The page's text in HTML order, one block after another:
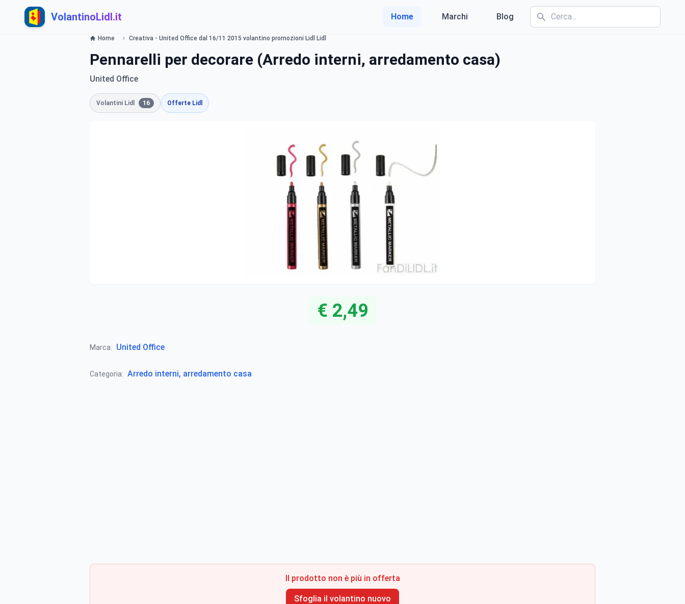
VolantinoLidl.it Home Marchi Blog
Home Creativa - United Office dal 16/11 2015 volantino promozioni Lidl Lidl
Pennarelli per decorare (Arredo interni, arredamento casa)
United Office
Volantini Lidl 16 Offerte Lidl
€ 2,49
Marca: United Office
Categoria: Arredo interni, arredamento casa
Il prodotto non è più in offerta
Sfoglia il volantino nuovo